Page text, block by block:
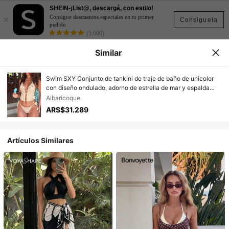
Consíguela
×
SHEIN-¡List@, descargá, con estilo!
Consigue descuentos especiales en tu primer
pedido
(5,000)
Similar
Swim SXY Conjunto de tankini de traje de baño de unicolor
con diseño ondulado, adorno de estrella de mar y espalda
descubierta con cordones en el cuello para mujer
Albaricoque
ARS$31.289
Artículos Similares